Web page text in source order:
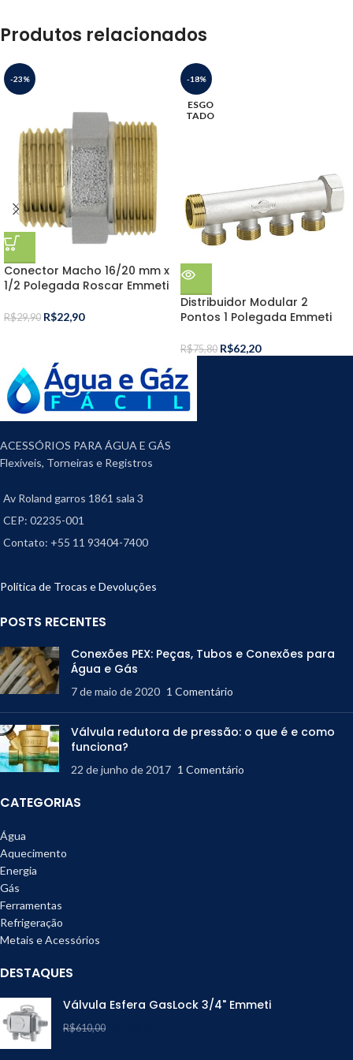
Produtos relacionados
-23%
Conector Macho 16/20 mm x
1/2 Polegada Roscar Emmeti
R$29,90 R$22,90
-18%
ESGO
TADO
Distribuidor Modular 2
Pontos 1 Polegada Emmeti
R$75,80 R$62,20
ACESSÓRIOS PARA ÁGUA E GÁS
Flexíveis, Torneiras e Registros
Av Roland garros 1861 sala 3
CEP: 02235-001
Contato: +55 11 93404-7400
Política de Trocas e Devoluções
POSTS RECENTES
Conexões PEX: Peças, Tubos e Conexões para
Água e Gás
7 de maio de 2020 1 Comentário
Válvula redutora de pressão: o que é e como
funciona?
22 de junho de 2017 1 Comentário
CATEGORIAS
Água
Aquecimento
Energia
Gás
Ferramentas
Refrigeração
Metais e Acessórios
DESTAQUES
Válvula Esfera GasLock 3/4" Emmeti
R$610,00